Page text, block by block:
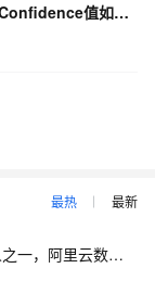
视觉智能开放平台人脸识别1:1服务人脸置信度Confidence值如何设置？
最热 最新
【大咖问答】对话PostgreSQL 中国社区发起人之一，阿里云数据库高级专家 德哥